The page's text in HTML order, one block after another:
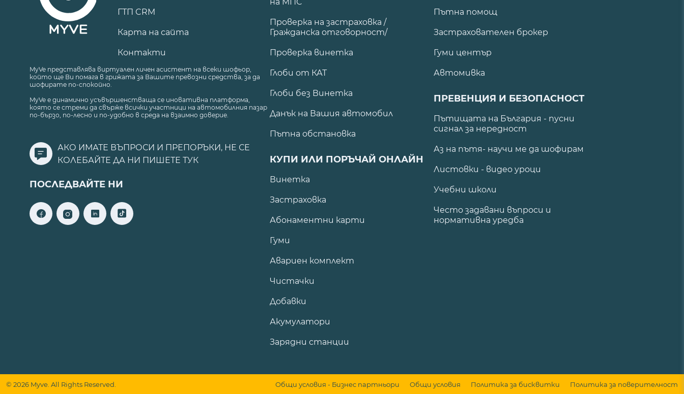
ГТП CRM
Карта на сайта
Контакти
MyVe представлява виртуален личен асистент на всеки шофьор,
който ще Ви помага в грижата за Вашите превозни средства, за да
шофирате по-спокойно.
MyVe е динамично усъвършенстваща се иновативна платформа,
която се стреми да свърже всички участници на автомобилния пазар
по-бързо, по-лесно и по-удобно в среда на взаимно доверие.
АКО ИМАТЕ ВЪПРОСИ И ПРЕПОРЪКИ, НЕ СЕ
КОЛЕБАЙТЕ ДА НИ ПИШЕТЕ ТУК
ПОСЛЕДВАЙТЕ НИ
Проверка на застраховка /
Гражданска отговорност/
Проверка винетка
Глоби от КАТ
Глоби без Винетка
Данък на Вашия автомобил
Пътна обстановка
КУПИ ИЛИ ПОРЪЧАЙ ОНЛАЙН
Винетка
Застраховка
Абонаментни карти
Гуми
Авариен комплект
Чистачки
Добавки
Акумулатори
Зарядни станции
Пътна помощ
Застрахователен брокер
Гуми център
Автомивка
ПРЕВЕНЦИЯ И БЕЗОПАСНОСТ
Пътищата на България - пусни
сигнал за нередност
Аз на пътя- научи ме да шофирам
Листовки - видео уроци
Учебни школи
Често задавани въпроси и
нормативна уредба
© 2026 Myve. All Rights Reserved. Общи условия - Бизнес партньори Общи условия Политика за бисквитки Политика за поверителност